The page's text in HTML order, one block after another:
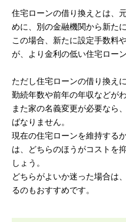
住宅ローンの借り換えとは、
めに、別の金融機関から新た
この場合、新たに設定手数料
が、より金利の低い住宅ロー
ただし住宅ローンの借り換え
勤続年数や前年の年収などが
また家の名義変更が必要なら
ばなりません。
現在の住宅ローンを維持する
は、どちらのほうがコストを
しょう。
どちらがよいか迷った場合は
るのもおすすめです。